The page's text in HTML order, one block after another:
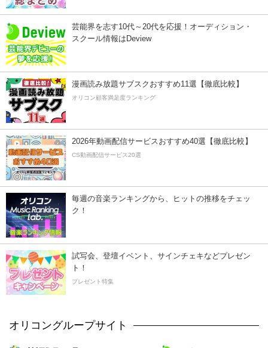
芸能界を志す10代～20代を応援！オーディション・
スクール情報はDeview
漫画読み放題サブスクおすすめ11選【徹底比較】
オリコン顧客満足度ランキング
2026年動画配信サービスおすすめ40選【徹底比較】
CS動画配信サービス20選
毎週の音楽ランキングから、ヒットの推移をチェッ
ク！
試写会、登壇イベント、サインチェキなどプレゼン
ト！
プレゼント特集
オリコングループサイト